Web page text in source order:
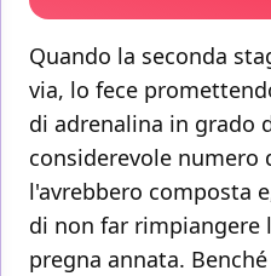
Quando la seconda
via, lo fece
di adrenalina in grado
considerevole numero
l'avrebbero composta
di non far rimpiangere
pregna annata.